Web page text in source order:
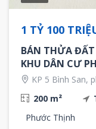
1 TỶ 100
BÁN THỬA ĐẤT
KHU DÂN CƯ
KP 5 Bình San,
200 m²
Phước Thịnh